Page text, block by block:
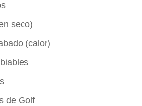
seco)
(calor)
de Golf